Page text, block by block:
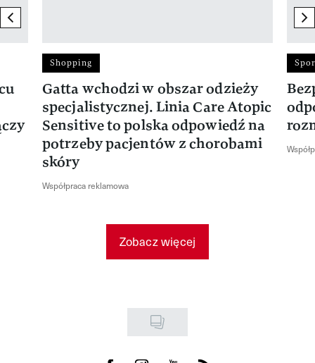
previous element
Shopping
Gatta wchodzi w obszar odzieży
specjalistycznej. Linia Care Atopic
Sensitive to polska odpowiedź na
potrzeby pacjentów z chorobami
skóry
Współpraca reklamowa
Zobacz więcej